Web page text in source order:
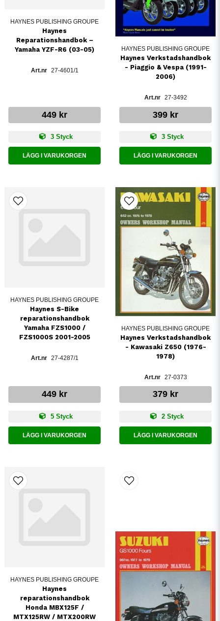
HAYNES PUBLISHING GROUPE
Haynes
Reparationshandbok –
Yamaha YZF-R6 (03-05)
27-4601/1
449 kr
3 Styck
LÄGG I VARUKORGEN
HAYNES PUBLISHING GROUPE
Haynes Verkstadshandbok
- Piaggio & Vespa (1991-
2006)
27-3492
399 kr
3 Styck
LÄGG I VARUKORGEN
HAYNES PUBLISHING GROUPE
Haynes S-Bike
reparationshandbok
Yamaha FZS1000 /
FZS1000S 2001-2005
27-4287/1
449 kr
5 Styck
LÄGG I VARUKORGEN
HAYNES PUBLISHING GROUPE
Haynes Verkstadshandbok
- Kawasaki Z650 (1976-
1978)
27-0373
379 kr
2 Styck
LÄGG I VARUKORGEN
HAYNES PUBLISHING GROUPE
Haynes
reparationshandbok
Honda MBX125F /
MTX125RW / MTX200RW